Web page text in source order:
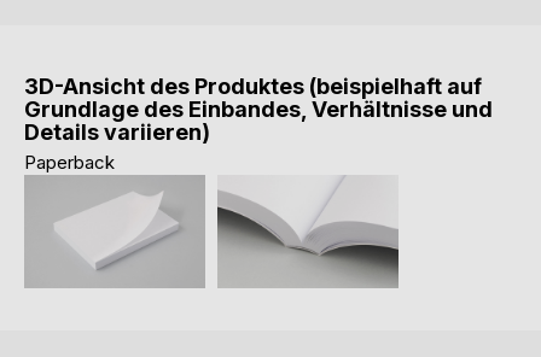
3D-Ansicht des Produktes (beispielhaft auf
Grundlage des Einbandes, Verhältnisse und
Details variieren)
Paperback